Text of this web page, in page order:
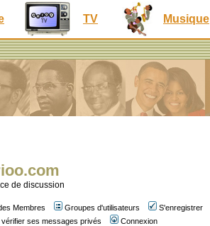
TV Musique
de discussion
Membres Groupes d'utilisateurs
S'enregistrer
ses messages privés Connexion